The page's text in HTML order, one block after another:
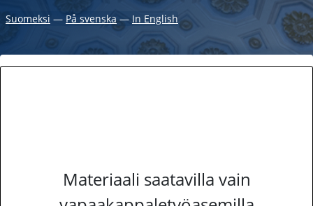
Suomeksi ― På svenska― In English
Materiaali saatavilla vain